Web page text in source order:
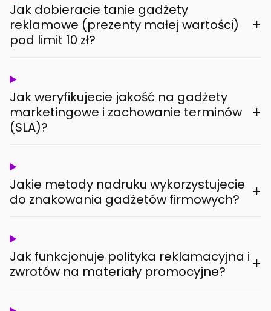
Jak dobieracie tanie gadżety
reklamowe (prezenty małej wartości)
pod limit 10 zł?
+
Jak weryfikujecie jakość na gadżety
marketingowe i zachowanie terminów
(SLA)?
+
Jakie metody nadruku wykorzystujecie
do znakowania gadżetów firmowych?
+
Jak funkcjonuje polityka reklamacyjna i
zwrotów na materiały promocyjne?
+